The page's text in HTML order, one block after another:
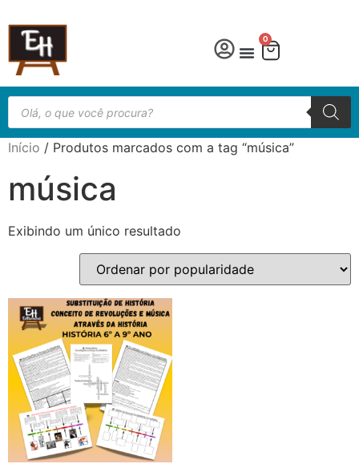
0
Início / Produtos marcados com a tag “música”
música
Exibindo um único resultado